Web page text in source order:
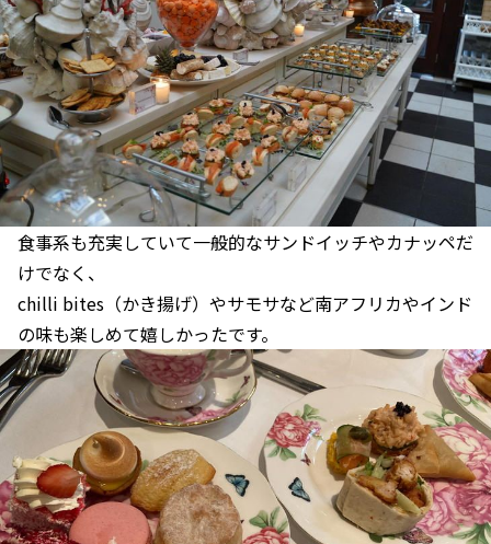
食事系も充実していて一般的なサンドイッチやカナッペだ
けでなく、
chilli bites（かき揚げ）やサモサなど南アフリカやインド
の味も楽しめて嬉しかったです。